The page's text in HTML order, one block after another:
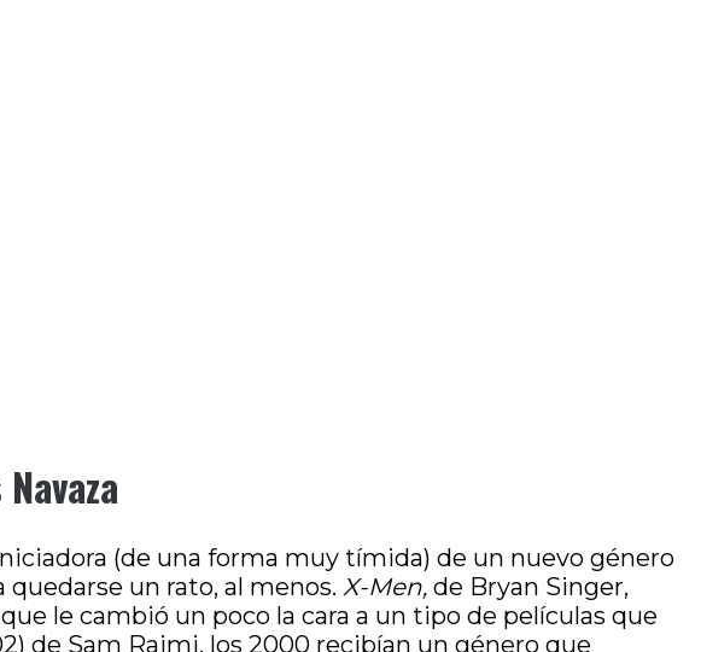
(de una forma muy tímida) de un nuevo género
quedarse un rato, al menos.X-Men, de Bryan Singer,
le cambió un poco la cara a un tipo de películas que
de Sam Raimi, los 2000 recibían un género que